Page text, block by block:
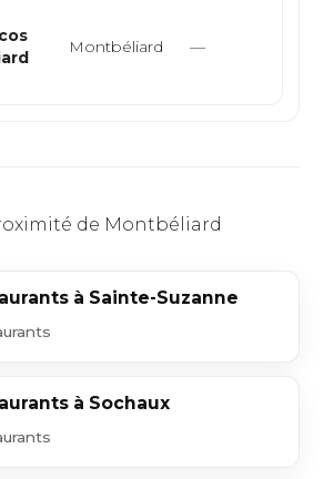
Montbéliard —
de Montbéliard
à Sainte-Suzanne
à Sochaux